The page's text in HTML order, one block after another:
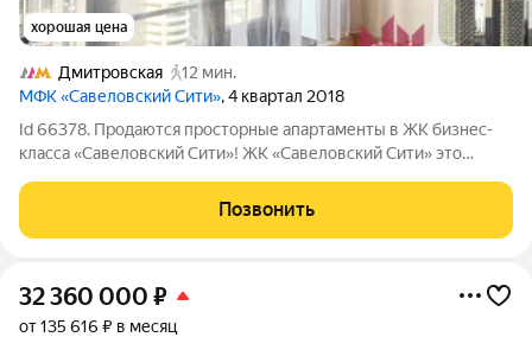
хорошая цена
Дмитровская
12 мин.
МФК «Савеловский Сити», 4 квартал 2018
Id 66378. Продаются просторные апартаменты в ЖК бизнес-
класса «Савеловский Сити»! ЖК «Савеловский Сити» это
небоскребов в престижном Бутырском районе (СВАО).
Квартира расположена в корпусе, который
Позвонить
32 360 000 ₽
от 135 616 ₽ в месяц